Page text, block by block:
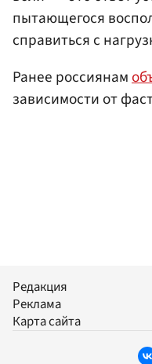
пытающегося
справиться с
Ранее россиянам
зависимости от
Редакция
Реклама
Карта сайта